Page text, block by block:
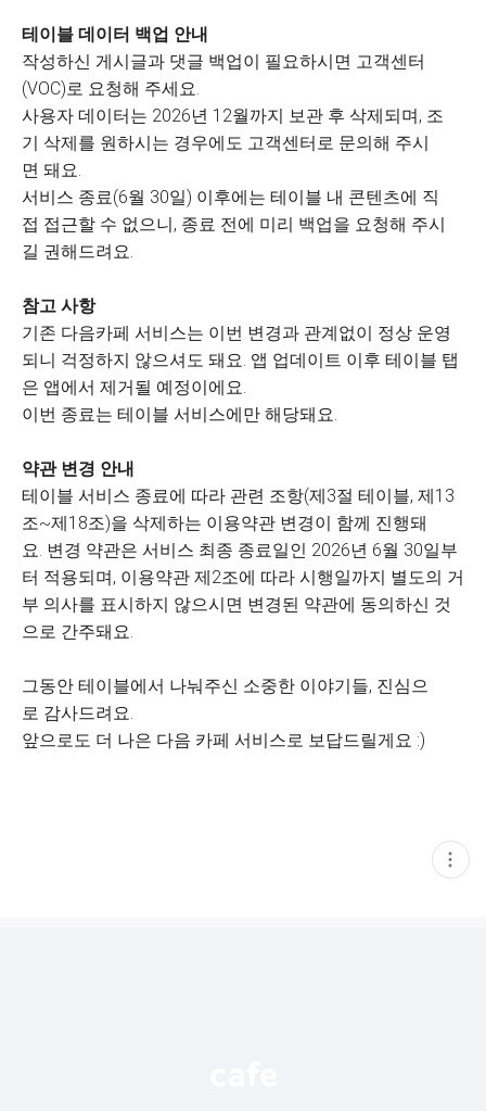
테이블 데이터 백업 안내
작성하신 게시글과 댓글 백업이 필요하시면 고객센터
(VOC)로 요청해 주세요.
사용자 데이터는 2026년 12월까지 보관 후 삭제되며, 조
기 삭제를 원하시는 경우에도 고객센터로 문의해 주시
면 돼요.
서비스 종료(6월 30일) 이후에는 테이블 내 콘텐츠에 직
접 접근할 수 없으니, 종료 전에 미리 백업을 요청해 주시
길 권해드려요.
참고 사항
기존 다음카페 서비스는 이번 변경과 관계없이 정상 운영
되니 걱정하지 않으셔도 돼요. 앱 업데이트 이후 테이블 탭
은 앱에서 제거될 예정이에요.
이번 종료는 테이블 서비스에만 해당돼요.
약관 변경 안내
테이블 서비스 종료에 따라 관련 조항(제3절 테이블, 제13
조~제18조)을 삭제하는 이용약관 변경이 함께 진행돼
요. 변경 약관은 서비스 최종 종료일인 2026년 6월 30일부
터 적용되며, 이용약관 제2조에 따라 시행일까지 별도의 거
부 의사를 표시하지 않으시면 변경된 약관에 동의하신 것
으로 간주돼요.
그동안 테이블에서 나눠주신 소중한 이야기들, 진심으
로 감사드려요.
앞으로도 더 나은 다음 카페 서비스로 보답드릴게요 :)
현
재